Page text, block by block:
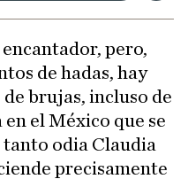
encantador, pero,
de hadas, hay
brujas, incluso de
el México que se
odia Claudia
precisamente